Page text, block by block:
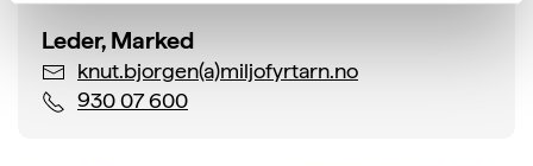
Leder, Marked
knut.bjorgen(a)miljofyrtarn.no
930 07 600